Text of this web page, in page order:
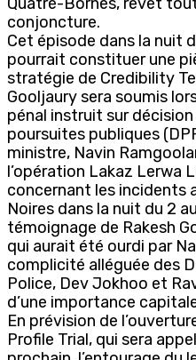
conjoncture.
Cet épisode dans la nuit
pourrait constituer une
stratégie de Credibility
Gooljaury sera soumis
pénal instruit sur
poursuites publiques
ministre, Navin
l’opération Lakaz Lerwa
concernant les incidents
Noires dans la nuit du 2
témoignage de Rakesh
qui aurait été ourdi par
complicité alléguée des
Police, Dev Jokhoo et
d’une importance
En prévision de
Profile Trial, qui sera